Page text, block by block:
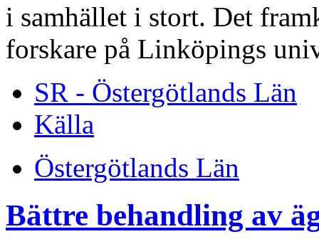
i samhället i stort. Det
forskare på Linköpings
SR - Östergötlands Län
Källa
Östergötlands Län
Bättre behandling av